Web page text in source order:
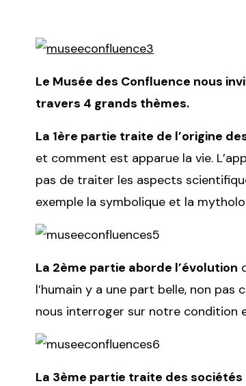
Le Musée des Confluence nous
travers 4 grands thèmes.
La 1ère partie traite de l’origine
et comment est apparue la vie.
pas de traiter les aspects
exemple la symbolique et la
La 2ème partie aborde l’évolution
l’humain y a une part belle, non
nous interroger sur notre condition
La 3ème partie traite des